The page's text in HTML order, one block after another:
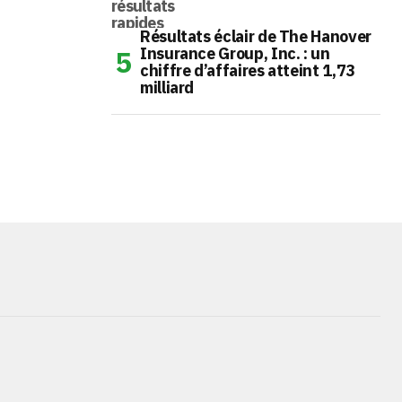
Résultats éclair de The Hanover
Insurance Group, Inc. : un
chiffre d’affaires atteint 1,73
milliard